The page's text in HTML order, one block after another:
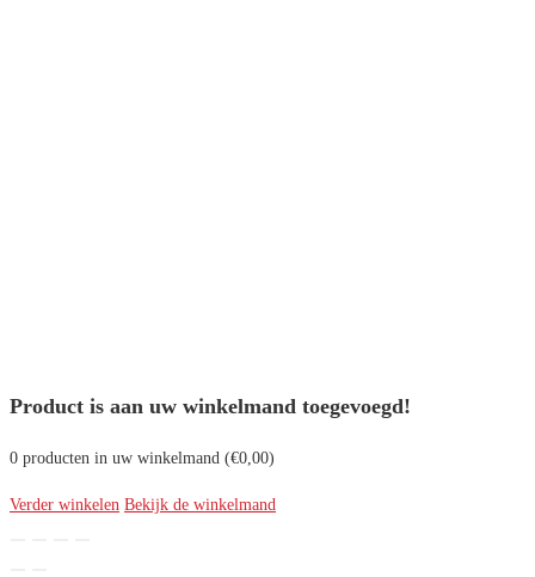
Product is aan uw winkelmand toegevoegd!
0 producten in uw winkelmand (€0,00)
Verder winkelen Bekijk de winkelmand